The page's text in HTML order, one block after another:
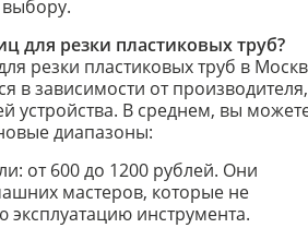
для резки пластиковых труб?
резки пластиковых труб в
в зависимости от производителя,
устройства. В среднем, вы
диапазоны:
от 600 до 1200 рублей. Они
мастеров, которые не
эксплуатацию инструмента.